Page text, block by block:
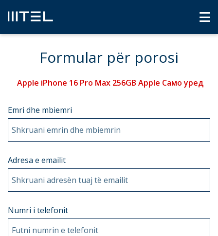
Formular për porosi
Apple iPhone 16 Pro Max 256GB Apple Само уред
Emri dhe mbiemri
Shkruani emrin dhe mbiemrin
Adresa e emailit
Shkruani adresën tuaj të emailit
Numri i telefonit
Futni numrin e telefonit